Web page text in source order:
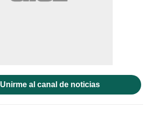
Unirme al canal de noticias